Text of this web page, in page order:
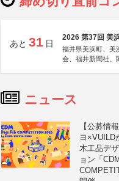
あと 31 日
2026 第37回 美
福井県美浜町、美
会、福井新聞社、
ニュース
【公募情
ヨ×VUILD
木工品デ
ョン「